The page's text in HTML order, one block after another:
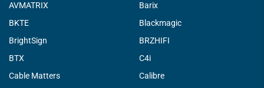
AVMATRIX
Barix
BKTE
Blackmagic
BrightSign
BRZHIFI
BTX
C4i
Cable Matters
Calibre